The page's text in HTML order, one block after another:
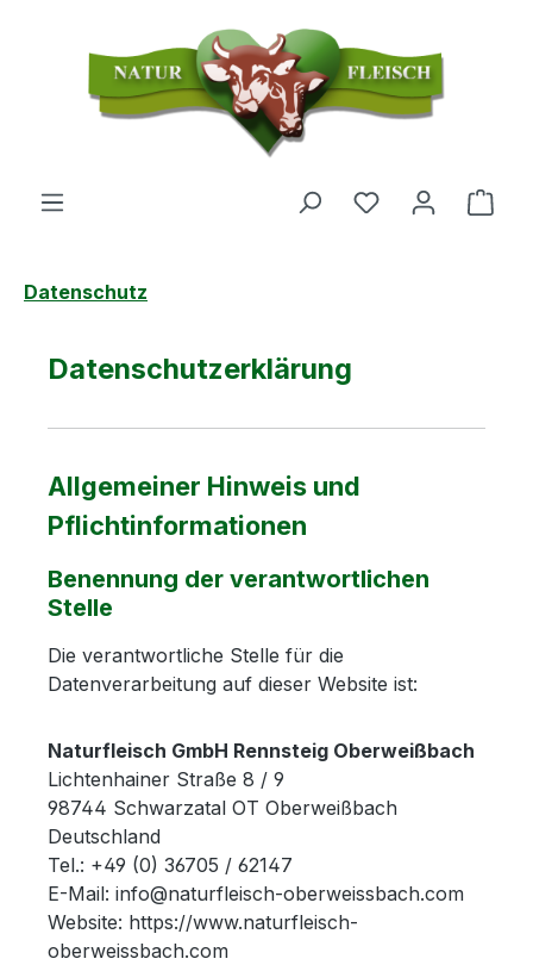
Zum Hauptinhalt springen
Du hast 0
Datenschutz
Datenschutzerklärung
Allgemeiner Hinweis und
Pflichtinformationen
Benennung der verantwortlichen
Stelle
Die verantwortliche Stelle für die
Datenverarbeitung auf dieser Website ist:
Naturfleisch GmbH Rennsteig Oberweißbach
Lichtenhainer Straße 8 / 9
98744 Schwarzatal OT Oberweißbach
Deutschland
Tel.: +49 (0) 36705 / 62147
E-Mail: info@naturfleisch-oberweissbach.com
Website: https://www.naturfleisch-
oberweissbach.com